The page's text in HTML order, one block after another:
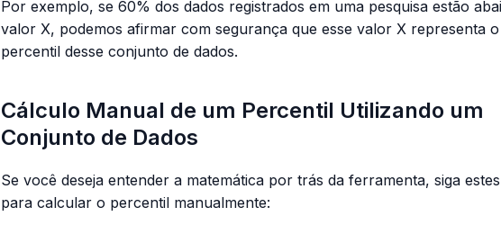
Por exemplo, se 60% dos dados registrados em uma pesquisa estão
valor X, podemos afirmar com segurança que esse valor X representa
percentil desse conjunto de dados.
Cálculo Manual de um Percentil Utilizando um
Conjunto de Dados
Se você deseja entender a matemática por trás da ferramenta, siga
para calcular o percentil manualmente: